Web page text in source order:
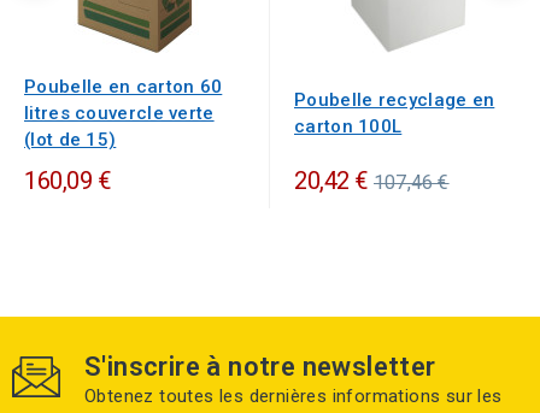
Poubelle en carton 60
litres couvercle verte
(lot de 15)
160,09 €
Poubelle recyclage en
carton 100L
20,42 € Prix
107,46 €
S'inscrire à notre newsletter
Obtenez toutes les dernières informations sur les